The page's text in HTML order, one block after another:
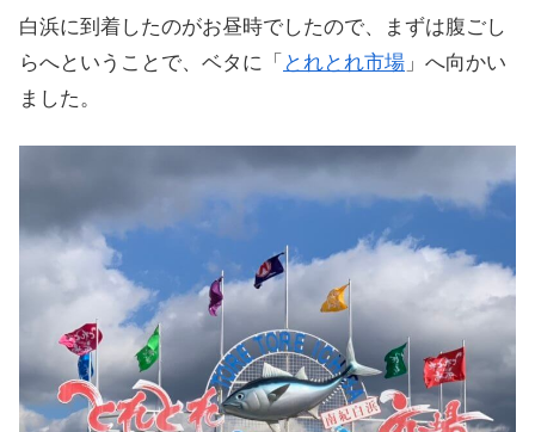
白浜に到着したのがお昼時でしたので、まずは腹ごし
らへということで、ベタに「 とれとれ市場 」へ向かい
ました。